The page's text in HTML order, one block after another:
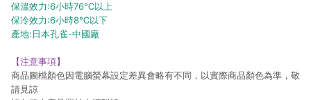
保溫效力:6小時76℃以上
保冷效力:6小時8℃以下
產地:日本孔雀-中國廠
【注意事項】
商品圖檔顏色因電腦螢幕設定差異會略有不同，以實際商品顏色為準，敬
請見諒